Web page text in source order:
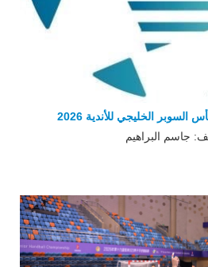
السوبر الخليجي للأندية 2026
جاسم البراهيم